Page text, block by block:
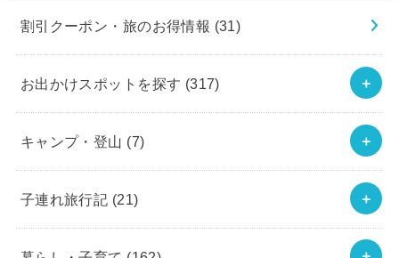
割引クーポン・旅のお得情報 (31)
お出かけスポットを探す (317)
キャンプ・登山 (7)
子連れ旅行記 (21)